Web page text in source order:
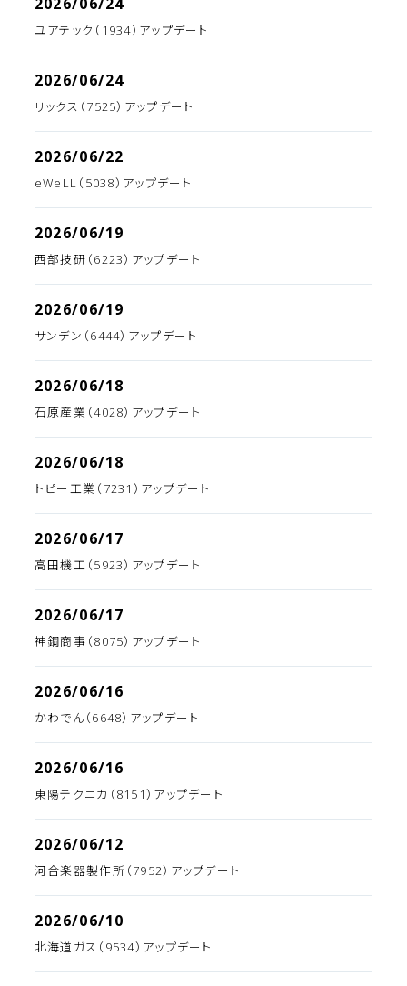
ユアテック（1934）アップデート
2026/06/24
リックス（7525）アップデート
2026/06/22
eWeLL（5038）アップデート
2026/06/19
西部技研（6223）アップデート
2026/06/19
サンデン（6444）アップデート
2026/06/18
石原産業（4028）アップデート
2026/06/18
トピー工業（7231）アップデート
2026/06/17
高田機工（5923）アップデート
2026/06/17
神鋼商事（8075）アップデート
2026/06/16
かわでん（6648）アップデート
2026/06/16
東陽テクニカ（8151）アップデート
2026/06/12
河合楽器製作所（7952）アップデート
2026/06/10
北海道ガス（9534）アップデート